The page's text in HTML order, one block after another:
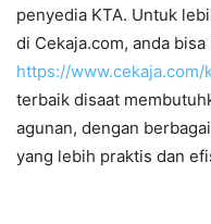
penyedia KTA. Untuk
di Cekaja.com, anda
https://
terbaik disaat
agunan, dengan
yang lebih praktis dan